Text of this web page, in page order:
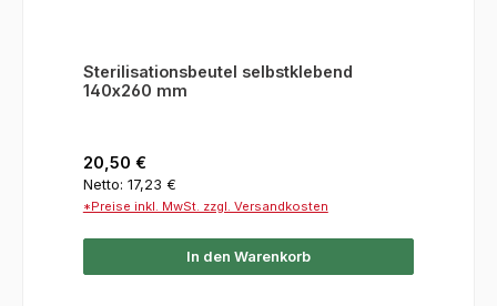
Sterilisationsbeutel selbstklebend
140x260 mm
Regulärer Preis:
20,50 €
Netto: 17,23 €
*Preise inkl. MwSt. zzgl. Versandkosten
In den Warenkorb